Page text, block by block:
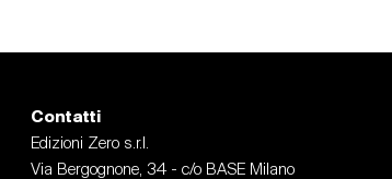
Contatti
Edizioni Zero s.r.l.
Via Bergognone, 34 - c/o BASE Milano